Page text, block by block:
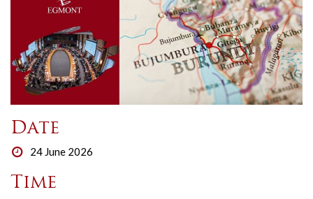
Date
24 June 2026
Time